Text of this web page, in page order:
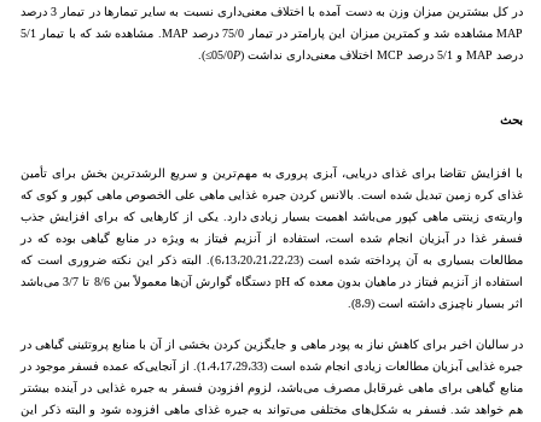
در کل بیشترین میزان وزن به دست آمده با اختلاف معنی‌داری نسبت به سایر تیمارها در تیمار 3 درصد
MAP مشاهده شد و کمترین میزان این پارامتر در تیمار 75/0 درصد MAP. مشاهده شد که با تیمار 5/1
درصد MAP و 5/1 درصد MCP اختلاف معنی‌داری نداشت (05/0
P
≥).
بحث
با افزایش تقاضا برای غذای دریایی، آبزی پروری به مهم‌ترین و سریع الرشدترین بخش برای تأمین
غذای کره زمین تبدیل شده است. بالانس کردن جیره غذایی ماهی علی الخصوص ماهی کپور و کوی که
واریته‌ی زینتی ماهی کپور می‌باشد اهمیت بسیار زیادی دارد. یکی از کارهایی که برای افزایش جذب
فسفر غذا در آبزیان انجام شده است، استفاده از آنزیم فیتاز به ویژه در منابع گیاهی بوده که در
مطالعات بسیاری به آن پرداخته شده است (6،13،20،21،22،23). البته ذکر این نکته ضروری است که
استفاده از آنزیم فیتاز در ماهیان بدون معده که pH دستگاه گوارش آن‌ها معمولاً بین 8/6 تا 3/7 می‌باشد
اثر بسیار ناچیزی داشته است (8،9).
در سالیان اخیر برای کاهش نیاز به پودر ماهی و جایگزین کردن بخشی از آن با منابع پروتئینی گیاهی در
جیره غذایی آبزیان مطالعات زیادی انجام شده است (1،4،17،29،33). از آنجایی‌که عمده فسفر موجود در
منابع گیاهی برای ماهی غیرقابل مصرف می‌باشد، لزوم افزودن فسفر به جیره غذایی در آینده بیشتر
هم خواهد شد. فسفر به شکل‌های مختلفی می‌تواند به جیره غذای ماهی افزوده شود و البته ذکر این